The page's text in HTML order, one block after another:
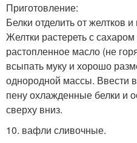
Приготовление:
Белки отделить от желтков
Желтки растереть с
растопленное масло (не
всыпать муку и хорошо
однородной массы. Ввести
пену охлажденные белки и
сверху вниз.
10. вафли сливочные.